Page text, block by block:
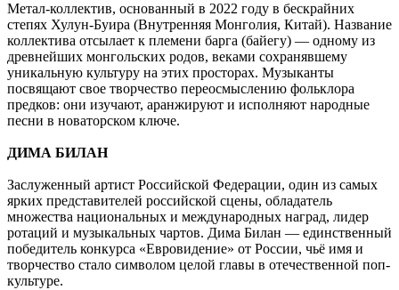
Метал-коллектив, основанный в 2022 году в бескрайних
степях Хулун-Буира (Внутренняя Монголия, Китай). Название
коллектива отсылает к племени барга (байегу) — одному из
древнейших монгольских родов, веками сохранявшему
уникальную культуру на этих просторах. Музыканты
посвящают свое творчество переосмыслению фольклора
предков: они изучают, аранжируют и исполняют народные
песни в новаторском ключе.
ДИМА БИЛАН
Заслуженный артист Российской Федерации, один из самых
ярких представителей российской сцены, обладатель
множества национальных и международных наград, лидер
ротаций и музыкальных чартов. Дима Билан — единственный
победитель конкурса «Евровидение» от России, чьё имя и
творчество стало символом целой главы в отечественной поп-
культуре.